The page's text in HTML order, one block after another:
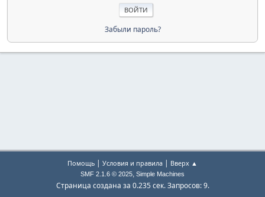
Забыли пароль?
Помощь | Условия и правила | Вверх ▲
SMF 2.1.6 © 2025, Simple Machines
Страница создана за 0.235 сек. Запросов: 9.